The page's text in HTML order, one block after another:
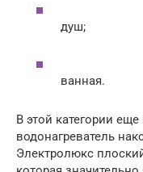
душ;
ванная.
В этой категории
водонагреватель
Электролюкс